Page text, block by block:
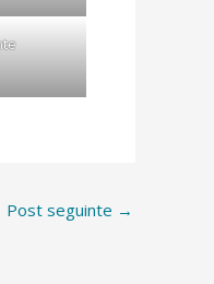
Post seguinte →